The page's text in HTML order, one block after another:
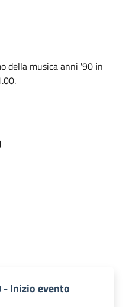
della musica anni '90 in
- Inizio evento